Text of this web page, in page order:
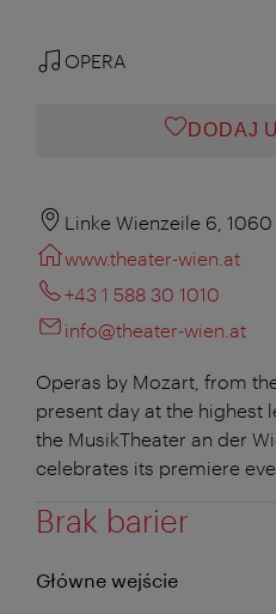
OPERA
DODAJ
Linke Wienzeile 6, 1060
www.theater-wien.at
+43 1 588 30 1010
info@theater-wien.at
Operas by Mozart, from
present day at the highest
the MusikTheater an der
celebrates its premiere
Brak barier
Główne wejście